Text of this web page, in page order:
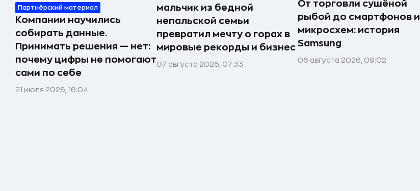
Партнёрский материал
Компании научились
собирать данные.
Принимать решения — нет:
почему цифры не помогают
сами по себе
21 июля 2026, 16:04
мальчик из бедной
непальской семьи
превратил мечту о горах в
мировые рекорды и бизнес
07 августа 2026, 07:33
От торговли сушёной
рыбой до смартфонов и
микросхем: история
Samsung
06 августа 2026, 09:02